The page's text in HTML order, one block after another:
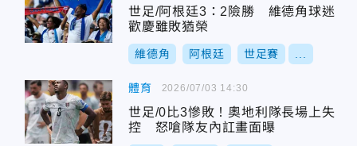
世足/阿根廷3：2險勝 維德角球迷
歡慶雖敗猶榮
維德角 阿根廷 世足賽
體育
世足/0比3慘敗！奧地利隊長場上失
控 怒嗆隊友內訌畫面曝
2026/07/03 14:30